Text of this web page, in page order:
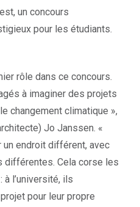
un concours
pour les étudiants.
rôle dans ce concours.
à imaginer des projets
changement climatique »,
Jo Janssen. «
un endroit différent, avec
différentes. Cela corse les
l’université, ils
pour leur propre